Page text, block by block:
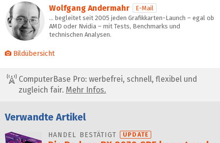
Wolfgang Andermahr
E-Mail
… begleitet seit 2005 jeden Grafikkarten-Launch – egal ob
AMD oder Nvidia – mit Tests, Benchmarks und
technischen Analysen.
Bildübersicht
ComputerBase Pro: werbefrei, schnell, flexibel und
zugleich fair. Mehr Infos.
Verwandte Artikel
HANDEL BESTÄTIGT UPDATE